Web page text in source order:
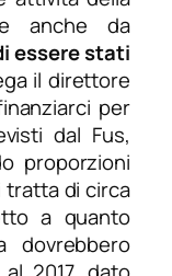
anche da
essere stati
il direttore
per
dal Fus,
proporzioni
tratta di circa
a quanto
dovrebbero